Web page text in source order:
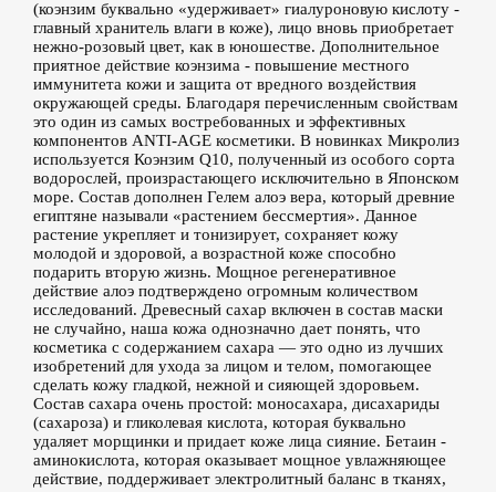
(коэнзим буквально «удерживает» гиалуроновую кислоту -
главный хранитель влаги в коже), лицо вновь приобретает
нежно-розовый цвет, как в юношестве. Дополнительное
приятное действие коэнзима - повышение местного
иммунитета кожи и защита от вредного воздействия
окружающей среды. Благодаря перечисленным свойствам
это один из самых востребованных и эффективных
компонентов ANTI-AGE косметики. В новинках Микролиз
используется Коэнзим Q10, полученный из особого сорта
водорослей, произрастающего исключительно в Японском
море. Состав дополнен Гелем алоэ вера, который древние
египтяне называли «растением бессмертия». Данное
растение укрепляет и тонизирует, сохраняет кожу
молодой и здоровой, а возрастной коже способно
подарить вторую жизнь. Мощное регенеративное
действие алоэ подтверждено огромным количеством
исследований. Древесный сахар включен в состав маски
не случайно, наша кожа однозначно дает понять, что
косметика с содержанием сахара — это одно из лучших
изобретений для ухода за лицом и телом, помогающее
сделать кожу гладкой, нежной и сияющей здоровьем.
Состав сахара очень простой: моносахара, дисахариды
(сахароза) и гликолевая кислота, которая буквально
удаляет морщинки и придает коже лица сияние. Бетаин -
аминокислота, которая оказывает мощное увлажняющее
действие, поддерживает электролитный баланс в тканях,